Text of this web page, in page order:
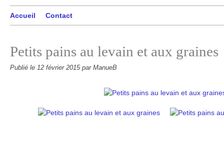
Accueil Contact
Petits pains au levain et aux graines
Publié le 12 février 2015 par ManueB